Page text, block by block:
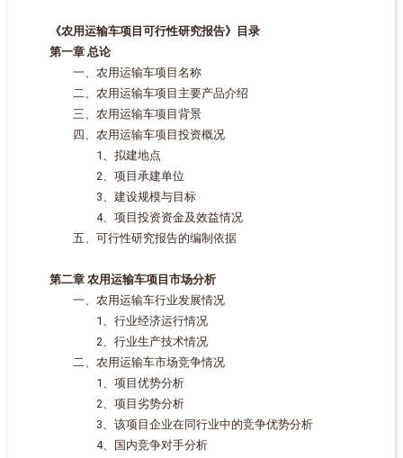
《农用运输车项目可行性研究报告》目录
第一章 总论
一、农用运输车项目名称
二、农用运输车项目主要产品介绍
三、农用运输车项目背景
四、农用运输车项目投资概况
1、拟建地点
2、项目承建单位
3、建设规模与目标
4、项目投资资金及效益情况
五、可行性研究报告的编制依据
第二章 农用运输车项目市场分析
一、农用运输车行业发展情况
1、行业经济运行情况
2、行业生产技术情况
二、农用运输车市场竞争情况
1、项目优势分析
2、项目劣势分析
3、该项目企业在同行业中的竞争优势分析
4、国内竞争对手分析